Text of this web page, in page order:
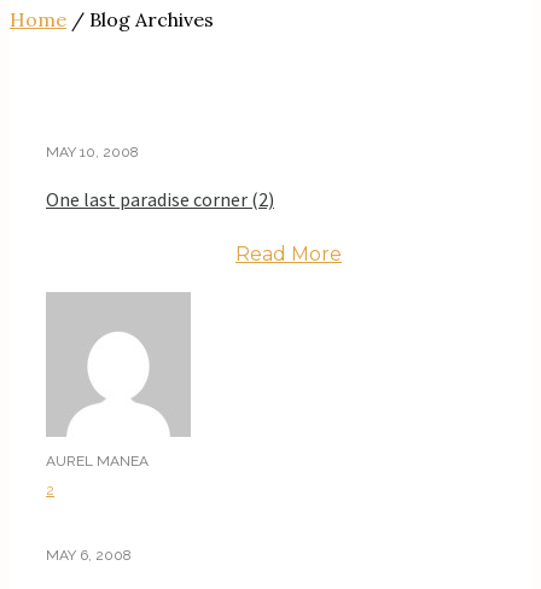
Home / Blog Archives
MAY 10, 2008
One last paradise corner (2)
Read More
AUREL MANEA
2
MAY 6, 2008